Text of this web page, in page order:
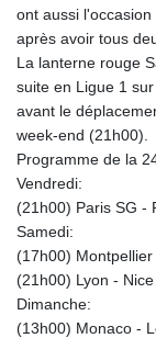
ont aussi
après avoir tous
La lanterne rouge
suite en Ligue 1
avant le
week-end (21h00).
Programme de la
Vendredi:
(21h00) Paris SG -
Samedi:
(17h00) Montpellier
(21h00) Lyon - Nice
Dimanche:
(13h00) Monaco -